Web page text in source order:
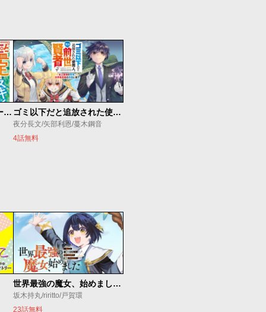
俺の『鑑定』スキルがチートすぎて ゴミ以下だと追放された使用人、実は前世賢者です ～史上最強の賢者、世界最高峰の学園に通う～
夜分長文/矢部利恩/蔓木鋼音
4話無料
世界最強の魔女、始めました ～私だけ『攻略サイト』を見れる世界で自由に生きます～
坂木持丸/riritto/戸賀環
23話無料